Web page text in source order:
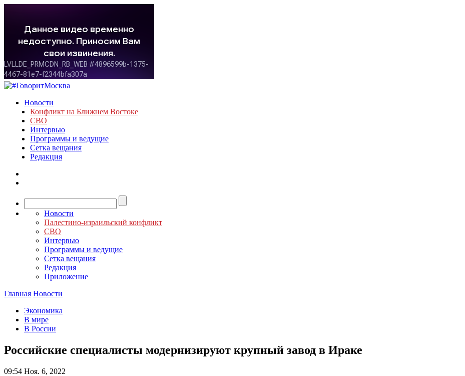
Новости
Конфликт на Ближнем Востоке
СВО
Интервью
Программы и ведущие
Сетка вещания
Редакция
Новости
Палестино-израильский конфликт
СВО
Интервью
Программы и ведущие
Сетка вещания
Редакция
Приложение
Главная Новости
Экономика
В мире
В России
Российские специалисты модернизируют крупный завод в Ираке
09:54 Ноя. 6, 2022